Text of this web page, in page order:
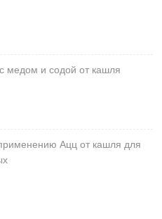
медом и содой от кашля
Ацц от кашля для